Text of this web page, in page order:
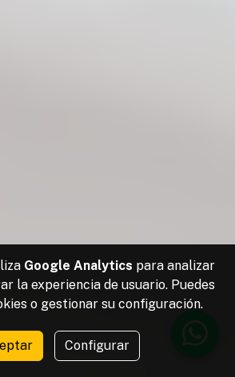
Google Analytics para analizar
la experiencia de usuario. Puedes
o gestionar su configuración.
Configurar